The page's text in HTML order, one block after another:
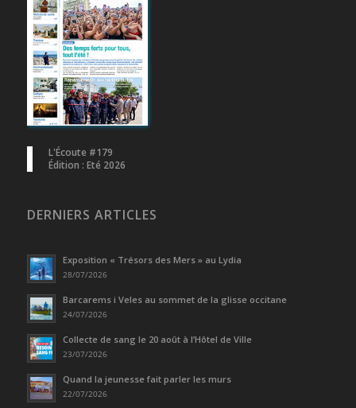
L'Écoute #179
Édition : Eté 2026
DERNIERS ARTICLES
Exposition « Trésors des Mers » au Lydia
28/07/2026
Barcarems i Veles au sommet de la glisse occitane
24/07/2026
Collecte de sang le 20 août à l’Hôtel de Ville
23/07/2026
Quand la jeunesse fait parler les murs
22/07/2026